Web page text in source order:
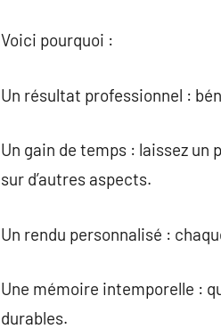
Voici pourquoi :
Un résultat professionnel :
Un gain de temps : laissez un
sur d’autres aspects.
Un rendu personnalisé :
Une mémoire intemporelle :
durables.